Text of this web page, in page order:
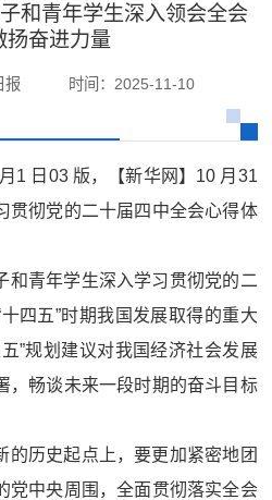
和青年学生深入领会全会
扬奋进力量
报
时间：2025-11-10
1 日03 版，【新华网】10 月31
贯彻党的二十届四中全会心得体
和青年学生深入学习贯彻党的二
四五”时期我国发展取得的重大
”规划建议对我国经济社会发展
，畅谈未来一段时期的奋斗目标
的历史起点上，要更加紧密地团
党中央周围，全面贯彻落实全会